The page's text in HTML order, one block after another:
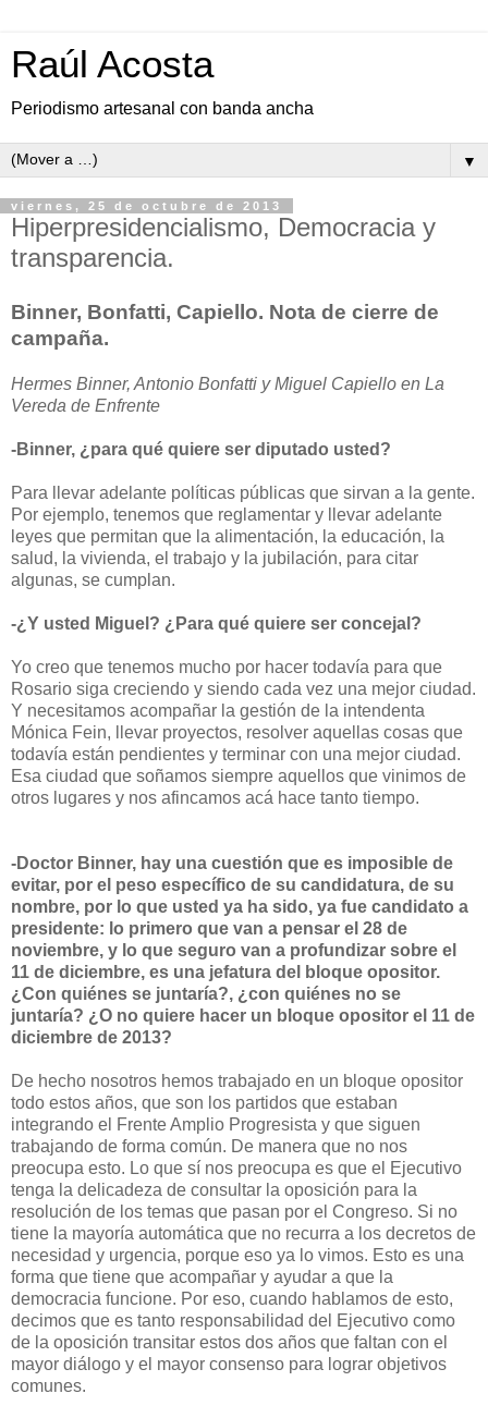
Raúl Acosta
Periodismo artesanal con banda ancha
▼
viernes, 25 de octubre de 2013
Hiperpresidencialismo, Democracia y
transparencia.
Binner, Bonfatti, Capiello. Nota de cierre de
campaña.
Hermes Binner, Antonio Bonfatti y Miguel Capiello en La
Vereda de Enfrente
-Binner, ¿para qué quiere ser diputado usted?
Para llevar adelante políticas públicas que sirvan a la gente.
Por ejemplo, tenemos que reglamentar y llevar adelante
leyes que permitan que la alimentación, la educación, la
salud, la vivienda, el trabajo y la jubilación, para citar
algunas, se cumplan.
-¿Y usted Miguel? ¿Para qué quiere ser concejal?
Yo creo que tenemos mucho por hacer todavía para que
Rosario siga creciendo y siendo cada vez una mejor ciudad.
Y necesitamos acompañar la gestión de la intendenta
Mónica Fein, llevar proyectos, resolver aquellas cosas que
todavía están pendientes y terminar con una mejor ciudad.
Esa ciudad que soñamos siempre aquellos que vinimos de
otros lugares y nos afincamos acá hace tanto tiempo.
-Doctor Binner, hay una cuestión que es imposible de
evitar, por el peso específico de su candidatura, de su
nombre, por lo que usted ya ha sido, ya fue candidato a
presidente: lo primero que van a pensar el 28 de
noviembre, y lo que seguro van a profundizar sobre el
11 de diciembre, es una jefatura del bloque opositor.
¿Con quiénes se juntaría?, ¿con quiénes no se
juntaría? ¿O no quiere hacer un bloque opositor el 11 de
diciembre de 2013?
De hecho nosotros hemos trabajado en un bloque opositor
todo estos años, que son los partidos que estaban
integrando el Frente Amplio Progresista y que siguen
trabajando de forma común. De manera que no nos
preocupa esto. Lo que sí nos preocupa es que el Ejecutivo
tenga la delicadeza de consultar la oposición para la
resolución de los temas que pasan por el Congreso. Si no
tiene la mayoría automática que no recurra a los decretos de
necesidad y urgencia, porque eso ya lo vimos. Esto es una
forma que tiene que acompañar y ayudar a que la
democracia funcione. Por eso, cuando hablamos de esto,
decimos que es tanto responsabilidad del Ejecutivo como
de la oposición transitar estos dos años que faltan con el
mayor diálogo y el mayor consenso para lograr objetivos
comunes.